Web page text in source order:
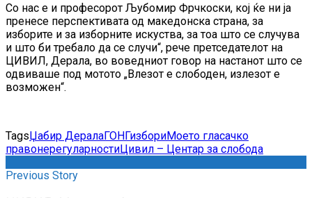
Со нас е и професорот Љубомир Фрчкоски, кој ќе ни ја
пренесе перспективата од македонска страна, за
изборите и за изборните искуства, за тоа што се случува
и што би требало да се случи“, рече претседателот на
ЦИВИЛ, Дерала, во воведниот говор на настанот што се
одвиваше под мотото „Влезот е слободен, излезот е
возможен“.
TagsЏабир ДералаГОНГизбориМоето гласачко
правонерегуларностиЦивил – Центар за слобода
Previous Story